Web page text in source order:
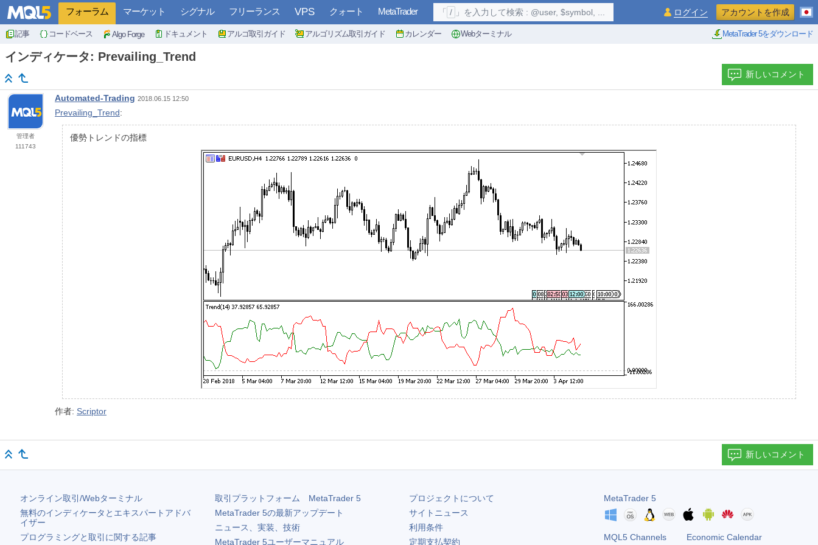
フォーラム マーケット シグナル フリーランス VPS クォート MetaTrader
記事 コードベース Algo Forge ドキュメント アルゴ取引ガイド アルゴリズム取引ガイド カレンダー Webターミナル MetaTrader 5をダウンロード
「 / 」を入力して検索 : @user, $symbol, ... ログイン アカウントを作成
インディケータ: Prevailing_Trend
新しいコメント
管理者
111743
Automated-Trading 2018.06.15 12:50
Prevailing_Trend:
優勢トレンドの指標
作者: Scriptor
新しいコメント
オンライン取引/Webターミナル
無料のインディケータとエキスパートアドバ
イザー
プログラミングと取引に関する記事
取引プラットフォーム MetaTrader 5
MetaTrader 5の最新アップデート
ニュース、実装、技術
MetaTrader 5ユーザーマニュアル
プロジェクトについて
サイトニュース
利用条件
定期支払契約
MetaTrader 5
MQL5 Channels Economic Calendar